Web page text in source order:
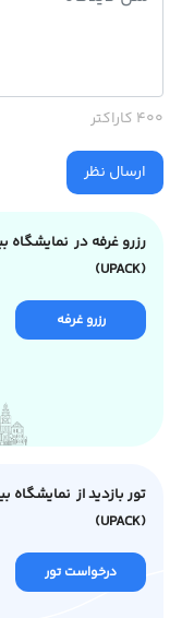
400 کاراکتر
ارسال نظر
رزرو غرفه در
(UPACK)
رزرو غرفه
تور بازدید از
(UPACK)
درخواست تور